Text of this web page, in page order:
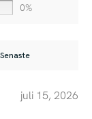
0%
juli 15, 2026